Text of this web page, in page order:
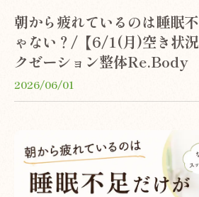
朝から疲れているのは睡眠
ゃない？/【6/1(月)空き状
クゼーション整体Re.Body
2026/06/01